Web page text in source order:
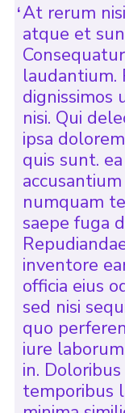
At rerum
atque et
laudantium.
dignissimos
nisi. Qui
ipsa
quis sunt.
numquam
saepe fuga
inventore
officia eius
sed nisi
quo
iure
in.
temporibus